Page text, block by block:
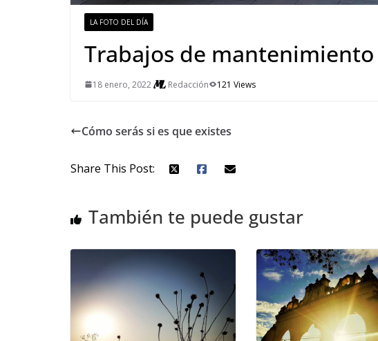
LA FOTO DEL DÍA
Trabajos de mantenimiento
18 enero, 2022 Redacción 121 Views
Cómo serás si es que existes
Share This Post:
También te puede gustar